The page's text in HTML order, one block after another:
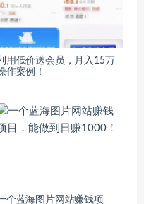
用低价送会员，月入15万
作案例！
个蓝海图片网站赚钱项